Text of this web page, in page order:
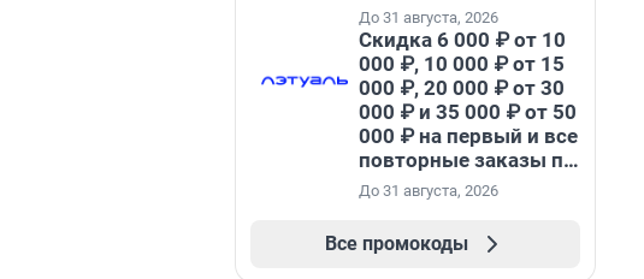
До 31 августа, 2026
Скидка 6 000 ₽ от 10
000 ₽, 10 000 ₽ от 15
000 ₽, 20 000 ₽ от 30
000 ₽ и 35 000 ₽ от 50
000 ₽ на первый и все
повторные заказы по
промокоду НАБЕРИ
До 31 августа, 2026
Все промокоды